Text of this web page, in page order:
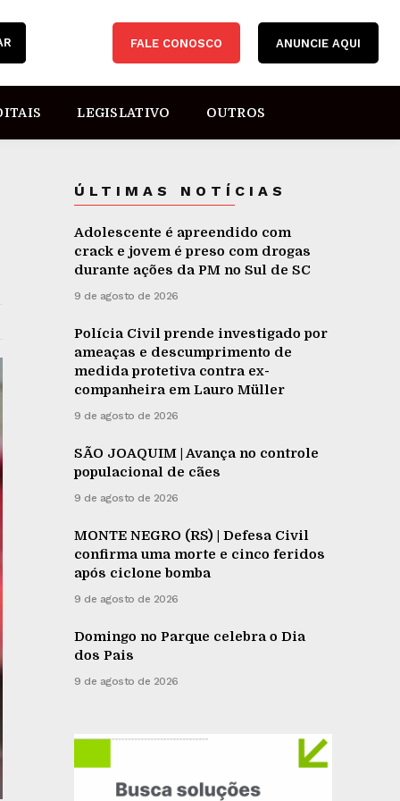
FALE CONOSCO ANUNCIE AQUI
LEGISLATIVO OUTROS
ÚLTIMAS NOTÍCIAS
Adolescente é apreendido com
crack e jovem é preso com drogas
durante ações da PM no Sul de SC
9 de agosto de 2026
Polícia Civil prende investigado por
ameaças e descumprimento de
medida protetiva contra ex-
companheira em Lauro Müller
9 de agosto de 2026
SÃO JOAQUIM | Avança no controle
populacional de cães
9 de agosto de 2026
MONTE NEGRO (RS) | Defesa Civil
confirma uma morte e cinco feridos
após ciclone bomba
9 de agosto de 2026
Domingo no Parque celebra o Dia
dos Pais
9 de agosto de 2026